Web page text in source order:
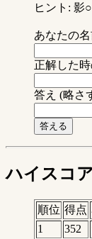
ヒント: 影
あなたの
正解した
答え (略さ
ハイスコ
順位 得点
1
352